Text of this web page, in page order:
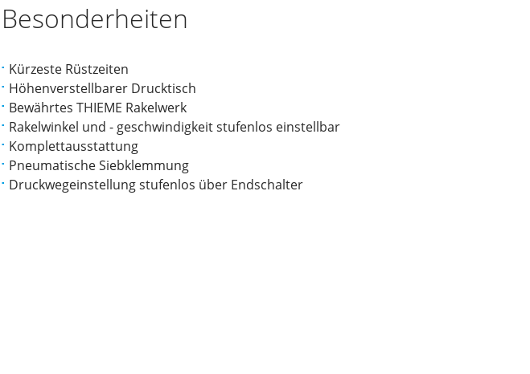
Besonderheiten
Kürzeste Rüstzeiten
Höhenverstellbarer Drucktisch
Bewährtes THIEME Rakelwerk
Rakelwinkel und - geschwindigkeit stufenlos einstellbar
Komplettausstattung
Pneumatische Siebklemmung
Druckwegeinstellung stufenlos über Endschalter